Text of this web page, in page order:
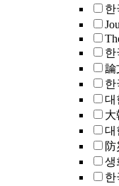
한
한
論
한
대
大
대
생
한